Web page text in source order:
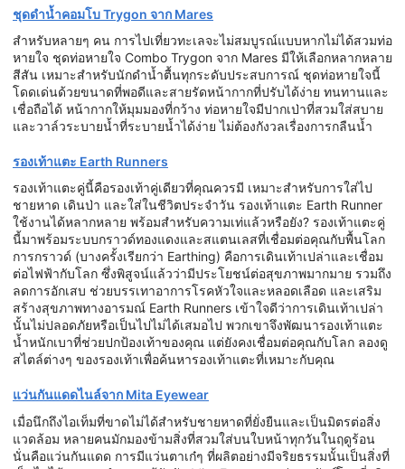
ชุดดำน้ำคอมโบ Trygon จาก Mares
สำหรับหลายๆ คน การไปเที่ยวทะเลจะไม่สมบูรณ์แบบหากไม่ได้สวมท่อ
หายใจ ชุดท่อหายใจ Combo Trygon จาก Mares มีให้เลือกหลากหลาย
สีสัน เหมาะสำหรับนักดำน้ำตื้นทุกระดับประสบการณ์ ชุดท่อหายใจนี้
โดดเด่นด้วยขนาดที่พอดีและสายรัดหน้ากากที่ปรับได้ง่าย ทนทานและ
เชื่อถือได้ หน้ากากให้มุมมองที่กว้าง ท่อหายใจมีปากเป่าที่สวมใส่สบาย
และวาล์วระบายน้ำที่ระบายน้ำได้ง่าย ไม่ต้องกังวลเรื่องการกลืนน้ำ
รองเท้าแตะ Earth Runners
รองเท้าแตะคู่นี้คือรองเท้าคู่เดียวที่คุณควรมี เหมาะสำหรับการใส่ไป
ชายหาด เดินป่า และใส่ในชีวิตประจำวัน รองเท้าแตะ Earth Runner
ใช้งานได้หลากหลาย พร้อมสำหรับความเท่แล้วหรือยัง? รองเท้าแตะคู่
นี้มาพร้อมระบบกราวด์ทองแดงและสแตนเลสที่เชื่อมต่อคุณกับพื้นโลก
การกราวด์ (บางครั้งเรียกว่า Earthing) คือการเดินเท้าเปล่าและเชื่อม
ต่อไฟฟ้ากับโลก ซึ่งพิสูจน์แล้วว่ามีประโยชน์ต่อสุขภาพมากมาย รวมถึง
ลดการอักเสบ ช่วยบรรเทาอาการโรคหัวใจและหลอดเลือด และเสริม
สร้างสุขภาพทางอารมณ์ Earth Runners เข้าใจดีว่าการเดินเท้าเปล่า
นั้นไม่ปลอดภัยหรือเป็นไปไม่ได้เสมอไป พวกเขาจึงพัฒนารองเท้าแตะ
น้ำหนักเบาที่ช่วยปกป้องเท้าของคุณ แต่ยังคงเชื่อมต่อคุณกับโลก ลองดู
สไตล์ต่างๆ ของรองเท้าเพื่อค้นหารองเท้าแตะที่เหมาะกับคุณ
แว่นกันแดดไนล์จาก Mita Eyewear
เมื่อนึกถึงไอเท็มที่ขาดไม่ได้สำหรับชายหาดที่ยั่งยืนและเป็นมิตรต่อสิ่ง
แวดล้อม หลายคนมักมองข้ามสิ่งที่สวมใส่บนใบหน้าทุกวันในฤดูร้อน
นั่นคือแว่นกันแดด การมีแว่นตาเก๋ๆ ที่ผลิตอย่างมีจริยธรรมนั้นเป็นสิ่งที่